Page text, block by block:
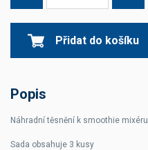
Přidat do košíku
Popis
Náhradní těsnění k smoothie
Sada obsahuje 3 kusy